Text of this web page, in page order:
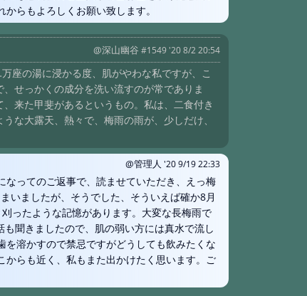
らもよろしくお願い致します。
@深山幽谷 #1549 '20 8/2 20:54
座の湯に浸かる度、肌がやわな私ですが、こ
せっかくの成分を洗い流すのが常でありま
来た甲斐があるというもの。私は、二食付き
な大露天、熱々で、梅雨の雨が、少しだけ、
@管理人 '20 9/19 22:33
なってのご返事で、読ませていただき、えっ梅
いましたが、そうでした、そういえば確か8月
ったような記憶があります。大変な長梅雨で
聞きましたので、肌の弱い方には真水で流し
を溶かすので禁忌ですがどうしても飲みたくな
からも近く、私もまた出かけたく思います。ご